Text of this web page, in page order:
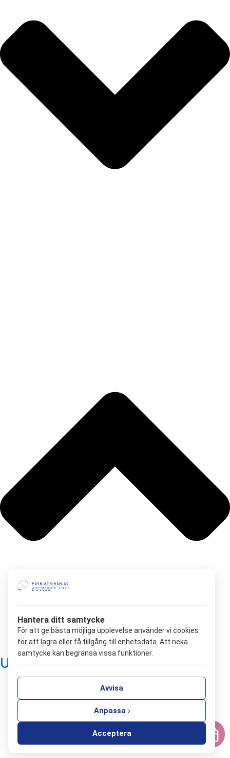
Utbrändhet och utmattning
Hantera ditt samtycke
För att ge bästa möjliga upplevelse använder vi cookies
för att lagra eller få tillgång till enhetsdata. Att neka
samtycke kan begränsa vissa funktioner.
Avvisa
Anpassa ›
Acceptera